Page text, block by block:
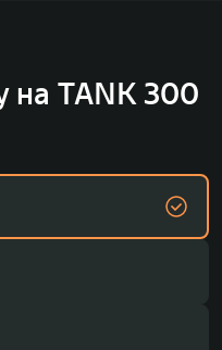
на TANK 300